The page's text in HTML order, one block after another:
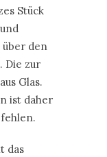
Stück
den
Die zur
Glas.
ist daher
das